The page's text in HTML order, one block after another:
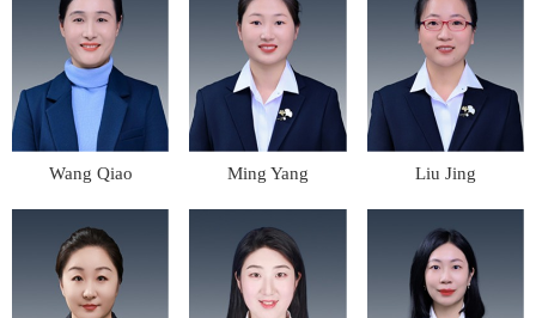
Wang Qiao Ming Yang Liu Jing